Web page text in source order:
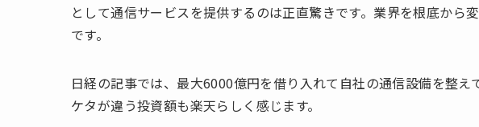
として通信サービスを提供するのは正直驚きです。業界を根底から
です。
日経の記事では、最大6000億円を借り入れて自社の通信設備を整え
ケタが違う投資額も楽天らしく感じます。